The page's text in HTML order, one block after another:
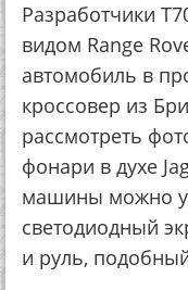
Разработчики
видом Range
автомобиль в
кроссовер из
рассмотреть
фонари в духе
машины можно
светодиодный
и руль,